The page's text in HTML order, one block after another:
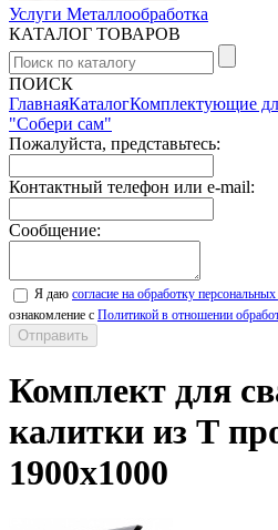
Услуги Металлообработка
КАТАЛОГ ТОВАРОВ
ПОИСК
ГлавнаяКаталогКомплектующие
"Собери сам"
Пожалуйста, представьтесь:
Контактный телефон или e-mail:
Сообщение:
Я даю согласие на обработку
ознакомление с Политикой в отношении
Комплект для
калитки из Т
1900х1000